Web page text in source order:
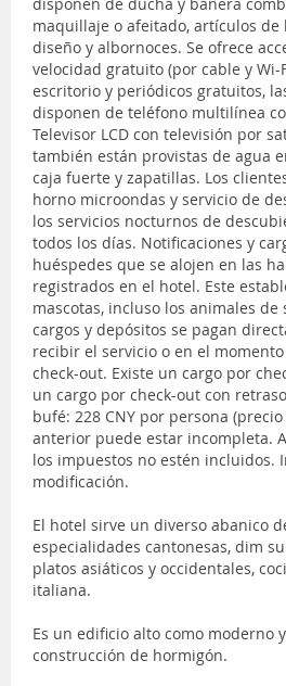
maquillaje o afeitado, artículos de
diseño y albornoces. Se ofrece
velocidad gratuito (por cable y Wi-
escritorio y periódicos gratuitos,
disponen de teléfono multilínea
Televisor LCD con televisión por
también están provistas de agua
caja fuerte y zapatillas. Los
horno microondas y servicio de
los servicios nocturnos de
todos los días. Notificaciones y
huéspedes que se alojen en las
registrados en el hotel. Este
mascotas, incluso los animales de
cargos y depósitos se pagan
recibir el servicio o en el
check-out. Existe un cargo por
un cargo por check-out con
bufé: 228 CNY por persona
anterior puede estar incompleta.
los impuestos no estén incluidos.
modificación.
El hotel sirve un diverso abanico
especialidades cantonesas, dim
platos asiáticos y occidentales,
italiana.
Es un edificio alto como moderno
construcción de hormigón.